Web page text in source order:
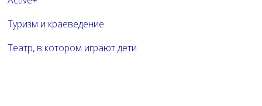
Туризм и краеведение
Театр, в котором играют дети